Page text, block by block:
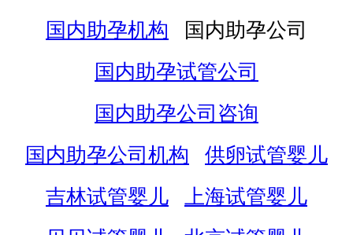
国内助孕机构
国内助孕公司
国内助孕试管公司
国内助孕公司咨询
国内助孕公司机构
供卵试管婴儿
吉林试管婴儿
上海试管婴儿